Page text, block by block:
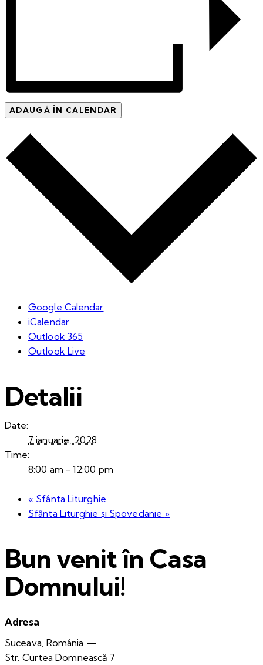
ADAUGĂ ÎN CALENDAR
Google Calendar
iCalendar
Outlook 365
Outlook Live
Detalii
Date:
7 ianuarie, 2028
Time:
8:00 am - 12:00 pm
« Sfânta Liturghie
Sfânta Liturghie și Spovedanie »
Bun venit în Casa
Domnului!
Adresa
Suceava, România —
Str. Curtea Domnească 7